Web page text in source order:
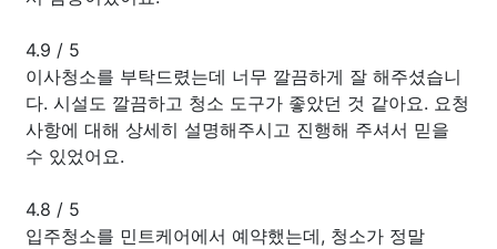
4.9 / 5
이사청소를 부탁드렸는데 너무 깔끔하게 잘 해주셨습니
다. 시설도 깔끔하고 청소 도구가 좋았던 것 같아요. 요청
사항에 대해 상세히 설명해주시고 진행해 주셔서 믿을
수 있었어요.
4.8 / 5
입주청소를 민트케어에서 예약했는데, 청소가 정말